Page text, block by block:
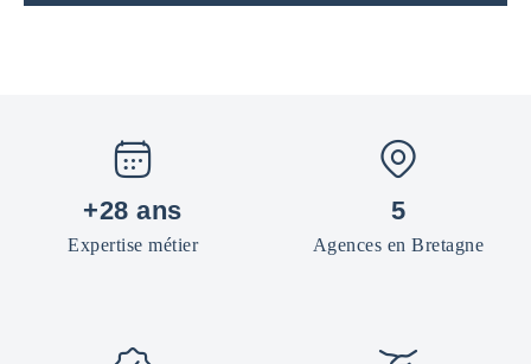
+28 ans
Expertise métier
5
Agences en Bretagne